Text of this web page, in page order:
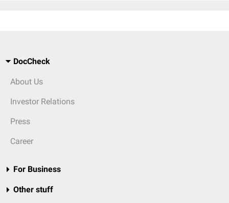
DocCheck
About Us
Investor Relations
Press
Career
For Business
Other stuff